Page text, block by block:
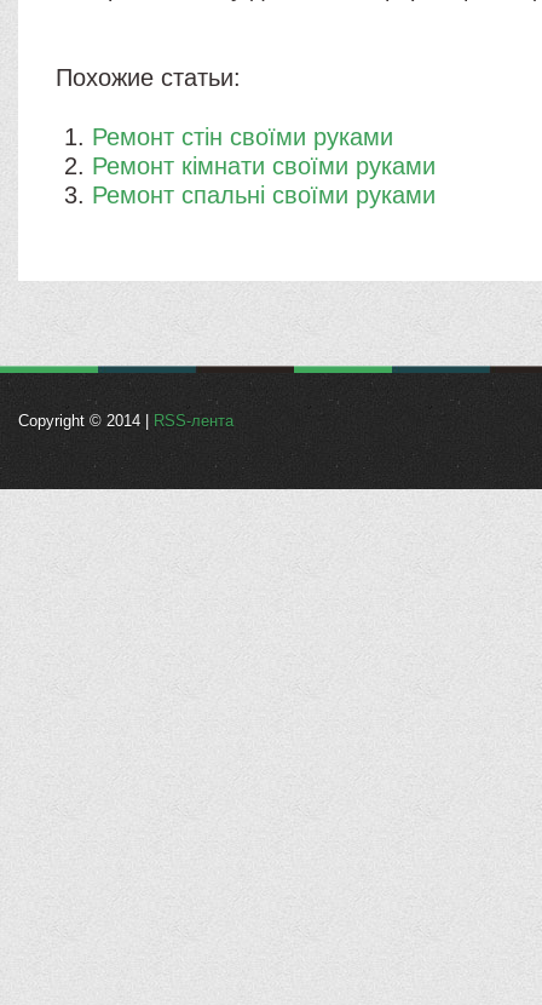
Похожие статьи:
Ремонт стін своїми руками
Ремонт кімнати своїми руками
Ремонт спальні своїми руками
Copyright © 2014 | RSS-лента